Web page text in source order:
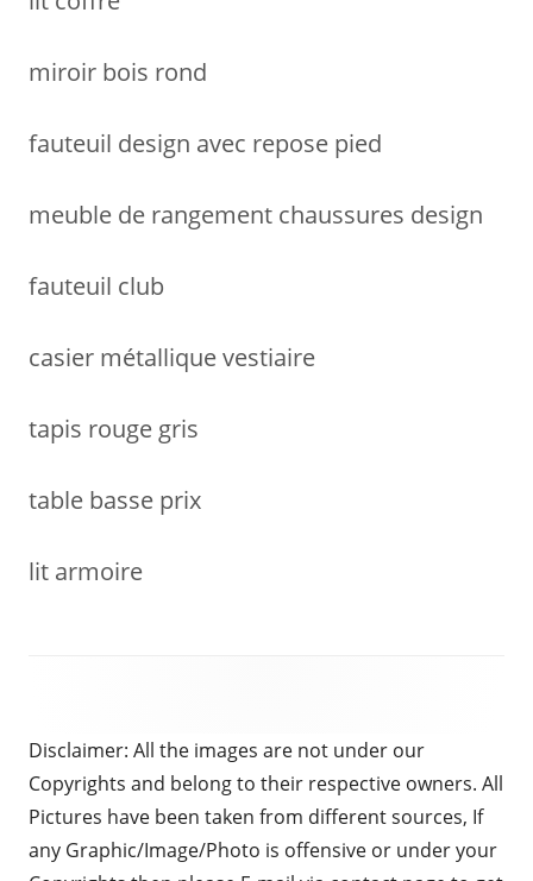
miroir bois rond
fauteuil design avec repose pied
meuble de rangement chaussures design
fauteuil club
casier métallique vestiaire
tapis rouge gris
table basse prix
lit armoire
Disclaimer: All the images are not under our
Copyrights and belong to their respective owners. All
Pictures have been taken from different sources, If
any Graphic/Image/Photo is offensive or under your